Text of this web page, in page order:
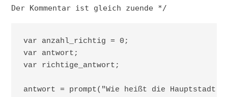
Der Kommentar ist gleich zuende */
var anzahl_richtig = 0;
var antwort;
var richtige_antwort;
antwort = prompt("Wie heißt die Hauptstadt